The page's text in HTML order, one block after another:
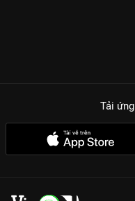
Tải